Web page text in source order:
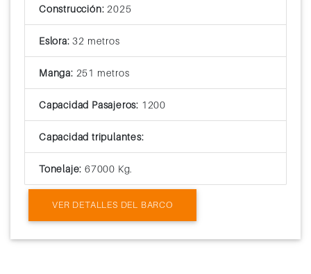
Construcción: 2025
Eslora: 32 metros
Manga: 251 metros
Capacidad Pasajeros: 1200
Capacidad tripulantes:
Tonelaje: 67000 Kg.
VER DETALLES DEL BARCO